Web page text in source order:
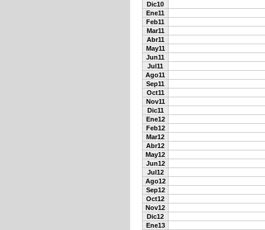
Dic10
Ene11
Feb11
Mar11
Abr11
May11
Jun11
Jul11
Ago11
Sep11
Oct11
Nov11
Dic11
Ene12
Feb12
Mar12
Abr12
May12
Jun12
Jul12
Ago12
Sep12
Oct12
Nov12
Dic12
Ene13